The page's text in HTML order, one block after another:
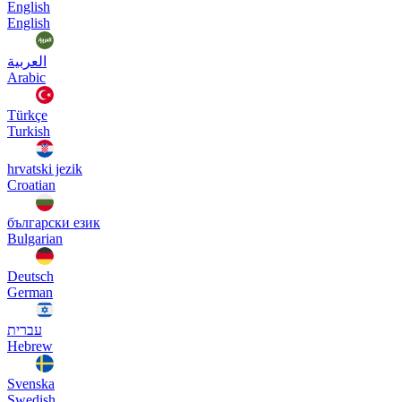
English
English
العربية
Arabic
Türkçe
Turkish
hrvatski jezik
Croatian
български език
Bulgarian
Deutsch
German
עברית
Hebrew
Svenska